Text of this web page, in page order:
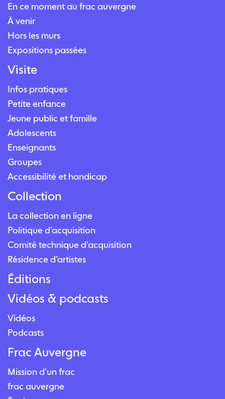
En ce moment au frac auvergne
À venir
Hors les murs
Expositions passées
Visite
Infos pratiques
Petite enfance
Jeune public et famille
Adolescents
Enseignants
Groupes
Accessibilité et handicap
Collection
La collection en ligne
Politique d’acquisition
Comité technique d’acquisition
Résidence d’artistes
Éditions
Vidéos & podcasts
Vidéos
Podcasts
Frac Auvergne
Mission d'un frac
frac auvergne